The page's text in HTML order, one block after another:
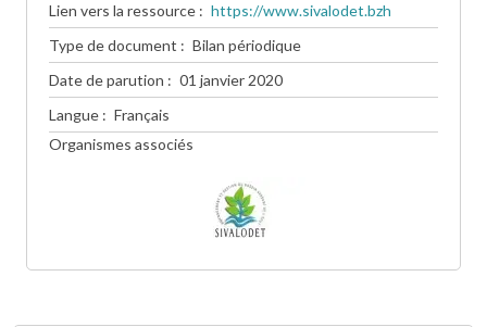
Lien vers la ressource
https://www.sivalodet.bzh
Type de document
Bilan périodique
Date de parution
01 janvier 2020
Langue
Français
Organismes associés